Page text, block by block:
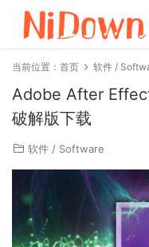
当前位置： 首页 软件 /
Adobe After
破解版下载
软件 / Software